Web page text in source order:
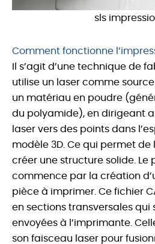
sls
Comment fonctionne
Il s’agit d’une technique de
utilise un laser comme
un matériau en poudre
du polyamide), en dirigeant
laser vers des points dans
modèle 3D. Ce qui permet
créer une structure solide. Le
commence par la création
pièce à imprimer. Ce fichier
en sections transversales qui
envoyées à l’imprimante.
son faisceau laser pour